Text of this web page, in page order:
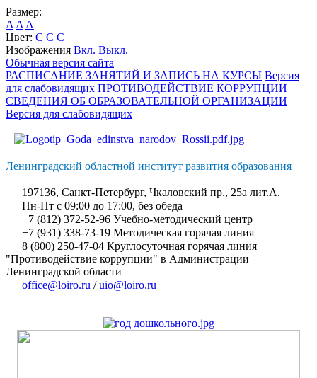
Размер:
A A A
Цвет: C C C
Изображения Вкл. Выкл.
Обычная версия сайта
РАСПИСАНИЕ ЗАНЯТИЙ И ЗАПИСЬ НА КУРСЫ Версия
для слабовидящих ПРОТИВОДЕЙСТВИЕ КОРРУПЦИИ
СВЕДЕНИЯ ОБ ОБРАЗОВАТЕЛЬНОЙ ОРГАНИЗАЦИИ
Версия для слабовидящих
Ленинградский областной институт развития образования
197136, Санкт-Петербург, Чкаловский пр., 25а лит.А.
Пн-Пт с 09:00 до 17:00, без обеда
+7 (812) 372-52-96 Учебно-методический центр
+7 (931) 338-73-19 Методическая горячая линия
8 (800) 250-47-04 Круглосуточная горячая линия
"Противодействие коррупции" в Администрации
Ленинградской области
office@loiro.ru /uio@loiro.ru